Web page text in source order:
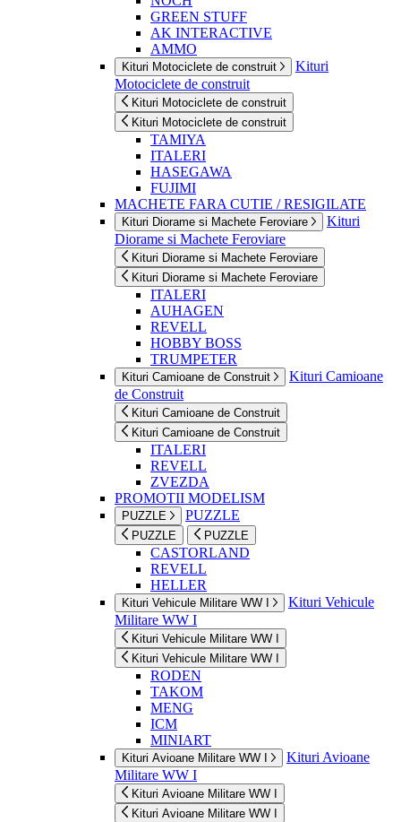
GREEN STUFF
AK INTERACTIVE
AMMO
Kituri Motociclete de construit
Kituri
Motociclete de construit
Kituri Motociclete de construit
Kituri Motociclete de construit
TAMIYA
ITALERI
HASEGAWA
FUJIMI
MACHETE FARA CUTIE / RESIGILATE
Kituri Diorame si Machete Feroviare
Kituri
Diorame si Machete Feroviare
Kituri Diorame si Machete Feroviare
Kituri Diorame si Machete Feroviare
ITALERI
AUHAGEN
REVELL
HOBBY BOSS
TRUMPETER
Kituri Camioane de Construit
Kituri Camioane
de Construit
Kituri Camioane de Construit
Kituri Camioane de Construit
ITALERI
REVELL
ZVEZDA
PROMOTII MODELISM
PUZZLE PUZZLE
PUZZLE PUZZLE
CASTORLAND
REVELL
HELLER
Kituri Vehicule Militare WW I
Kituri Vehicule
Militare WW I
Kituri Vehicule Militare WW I
Kituri Vehicule Militare WW I
RODEN
TAKOM
MENG
ICM
MINIART
Kituri Avioane Militare WW I
Kituri Avioane
Militare WW I
Kituri Avioane Militare WW I
Kituri Avioane Militare WW I